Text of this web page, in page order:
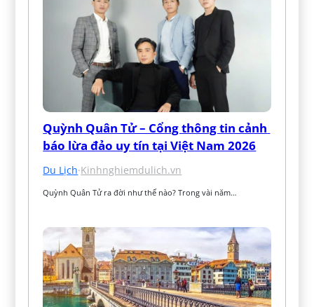
Quỳnh Quân Tử – Cổng thông tin cảnh
báo lừa đảo uy tín tại Việt Nam 2026
Du Lịch·Kinhnghiemdulich.vn
Quỳnh Quân Tử ra đời như thế nào? Trong vài năm…